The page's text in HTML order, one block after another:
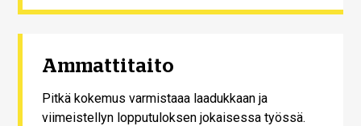
Ammattitaito
Pitkä kokemus varmistaaa laadukkaan ja
viimeistellyn lopputuloksen jokaisessa työssä.